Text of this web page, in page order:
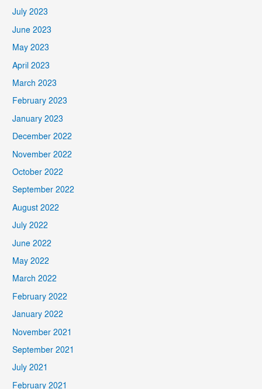
July 2023
June 2023
May 2023
April 2023
March 2023
February 2023
January 2023
December 2022
November 2022
October 2022
September 2022
August 2022
July 2022
June 2022
May 2022
March 2022
February 2022
January 2022
November 2021
September 2021
July 2021
February 2021